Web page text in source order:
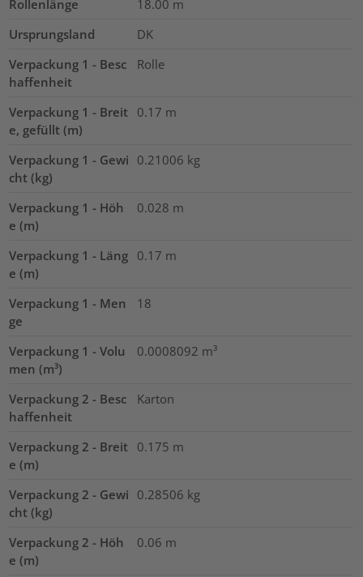
Rollenlänge 18.00 m
Ursprungsland
DK
Verpackung 1 - Besc
haffenheit
Rolle
Verpackung 1 - Breit
e, gefüllt (m)
0.17 m
Verpackung 1 - Gewi
cht (kg)
0.21006 kg
Verpackung 1 - Höh
e (m)
0.028 m
Verpackung 1 - Läng
e (m)
0.17 m
Verpackung 1 - Men
ge
18
Verpackung 1 - Volu
men (m³)
0.0008092 m³
Verpackung 2 - Besc
haffenheit
Karton
Verpackung 2 - Breit
e (m)
0.175 m
Verpackung 2 - Gewi
cht (kg)
0.28506 kg
Verpackung 2 - Höh
e (m)
0.06 m